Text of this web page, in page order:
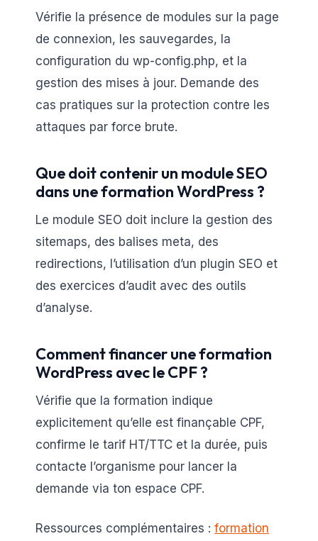
Vérifie la présence de modules sur la page
de connexion, les sauvegardes, la
configuration du wp-config.php, et la
gestion des mises à jour. Demande des
cas pratiques sur la protection contre les
attaques par force brute.
Que doit contenir un module SEO
dans une formation WordPress ?
Le module SEO doit inclure la gestion des
sitemaps, des balises meta, des
redirections, l’utilisation d’un plugin SEO et
des exercices d’audit avec des outils
d’analyse.
Comment financer une formation
WordPress avec le CPF ?
Vérifie que la formation indique
explicitement qu’elle est finançable CPF,
confirme le tarif HT/TTC et la durée, puis
contacte l’organisme pour lancer la
demande via ton espace CPF.
Ressources complémentaires : formation